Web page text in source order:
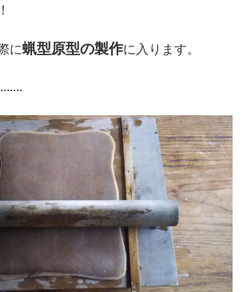
に蝋型原型の製作に入ります。